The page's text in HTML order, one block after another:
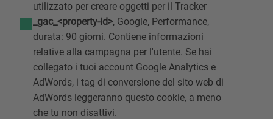
utilizzato per creare oggetti per il Tracker
_gac_<property-id>, Google, Performance,
durata: 90 giorni. Contiene informazioni
relative alla campagna per l'utente. Se hai
collegato i tuoi account Google Analytics e
AdWords, i tag di conversione del sito web di
AdWords leggeranno questo cookie, a meno
che tu non disattivi.